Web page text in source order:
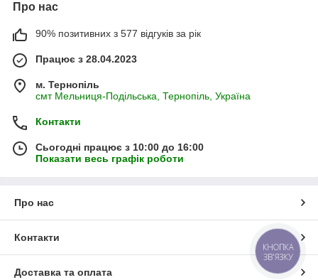
Про нас
90% позитивних з 577 відгуків за рік
Працює з 28.04.2023
м. Тернопіль
смт Мельниця-Подільська, Тернопіль, Україна
Контакти
Сьогодні працює з 10:00 до 16:00
Показати весь графік роботи
Про нас
Контакти
Доставка та оплата
КНОПКА
ЗВ'ЯЗКУ